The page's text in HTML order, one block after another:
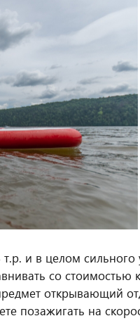
и в целом
со
открывающий
позажигать на